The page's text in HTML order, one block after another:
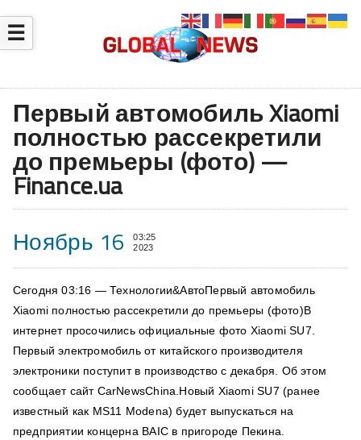
☰
Первый автомобиль Xiaomi
полностью рассекретили
до премьеры (фото) —
Finance.ua
Ноябрь 16
03:25
2023
Сегодня 03:16 — Технологии&АвтоПервый автомобиль
Xiaomi полностью рассекретили до премьеры (фото)В
интернет просочились официальные фото Xiaomi SU7.
Первый электромобиль от китайского производителя
электроники поступит в производство с декабря. Об этом
сообщает сайт CarNewsChina.Новый Xiaomi SU7 (ранее
известный как MS11 Modena) будет выпускаться на
предприятии концерна BAIC в пригороде Пекина.